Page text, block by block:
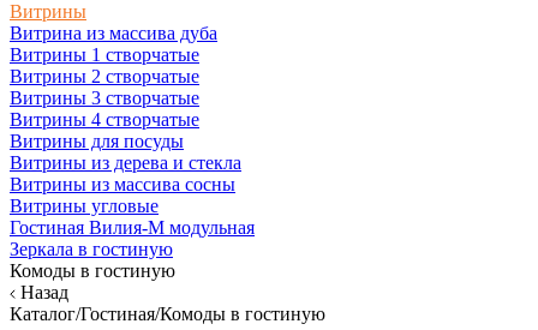
Витрины
Витрина из массива дуба
Витрины 1 створчатые
Витрины 2 створчатые
Витрины 3 створчатые
Витрины 4 створчатые
Витрины для посуды
Витрины из дерева и стекла
Витрины из массива сосны
Витрины угловые
Гостиная Вилия-М модульная
Зеркала в гостиную
Комоды в гостиную
Назад
Каталог/Гостиная/Комоды в гостиную